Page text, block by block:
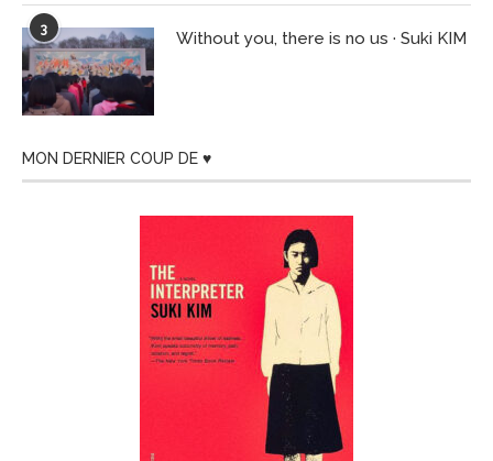
3 Without you, there is no us · Suki KIM
MON DERNIER COUP DE ♥